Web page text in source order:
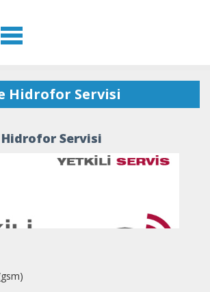
Hidrofor Servisi
Servisi